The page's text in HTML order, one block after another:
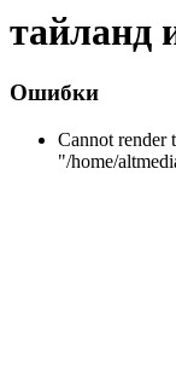
тайланд
Ошибки
Cannot render
"/home/